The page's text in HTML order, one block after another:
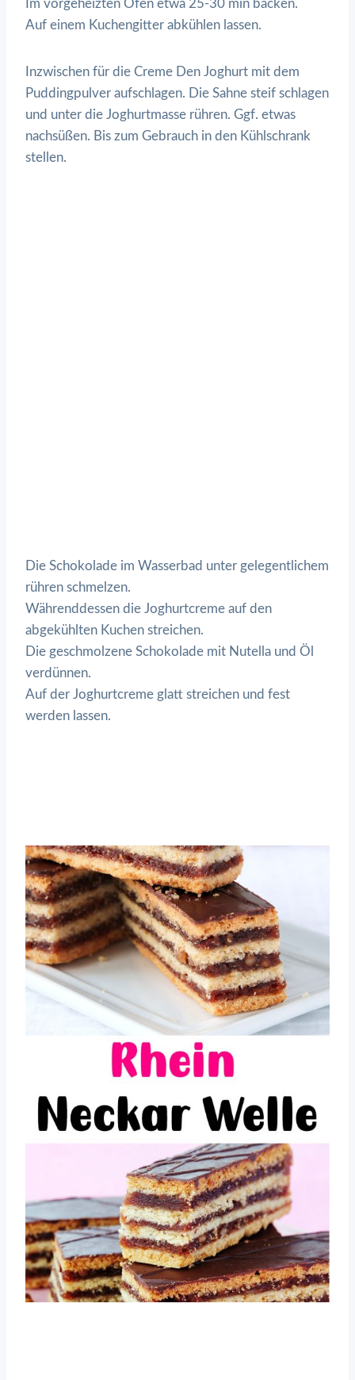
Im vorgeheizten Ofen etwa 25-30 min backen.
Auf einem Kuchengitter abkühlen lassen.
Inzwischen für die Creme Den Joghurt mit dem
Puddingpulver aufschlagen. Die Sahne steif schlagen
und unter die Joghurtmasse rühren. Ggf. etwas
nachsüßen. Bis zum Gebrauch in den Kühlschrank
stellen.
Die Schokolade im Wasserbad unter gelegentlichem
rühren schmelzen.
Währenddessen die Joghurtcreme auf den
abgekühlten Kuchen streichen.
Die geschmolzene Schokolade mit Nutella und Öl
verdünnen.
Auf der Joghurtcreme glatt streichen und fest
werden lassen.